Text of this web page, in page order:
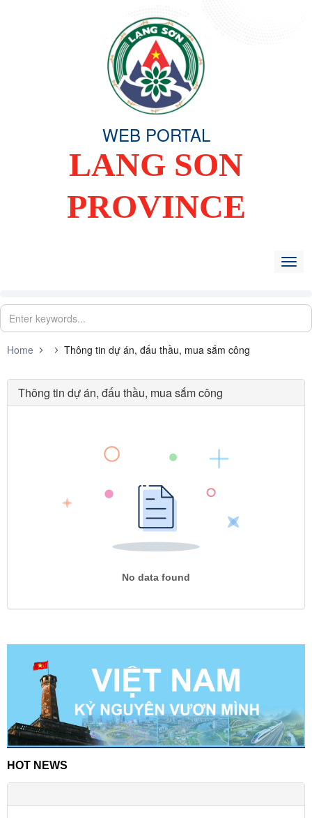
WEB PORTAL
LANG SON
PROVINCE
TIN TỨC
Home Thông tin dự án, đấu thầu, mua sắm công
Thông tin dự án, đấu thầu, mua sắm công
No data found
HOT NEWS